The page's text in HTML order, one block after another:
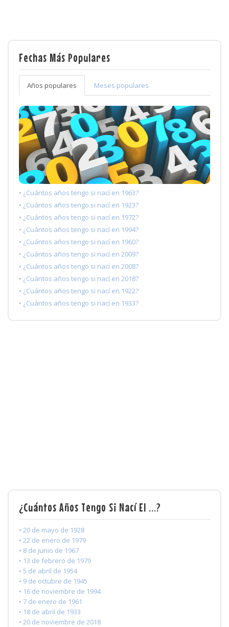
Fechas Más Populares
Años populares Meses populares
• ¿Cuántos años tengo si nací en 1963?
• ¿Cuántos años tengo si nací en 1923?
• ¿Cuántos años tengo si nací en 1972?
• ¿Cuántos años tengo si nací en 1994?
• ¿Cuántos años tengo si nací en 1960?
• ¿Cuántos años tengo si nací en 2009?
• ¿Cuántos años tengo si nací en 2008?
• ¿Cuántos años tengo si nací en 2018?
• ¿Cuántos años tengo si nací en 1922?
• ¿Cuántos años tengo si nací en 1933?
¿Cuántos Años Tengo Si Nací El ...?
• 20 de mayo de 1928
• 22 de enero de 1979
• 8 de junio de 1967
• 13 de febrero de 1979
• 5 de abril de 1954
• 9 de octubre de 1945
• 16 de noviembre de 1994
• 7 de enero de 1961
• 18 de abril de 1933
• 20 de noviembre de 2018